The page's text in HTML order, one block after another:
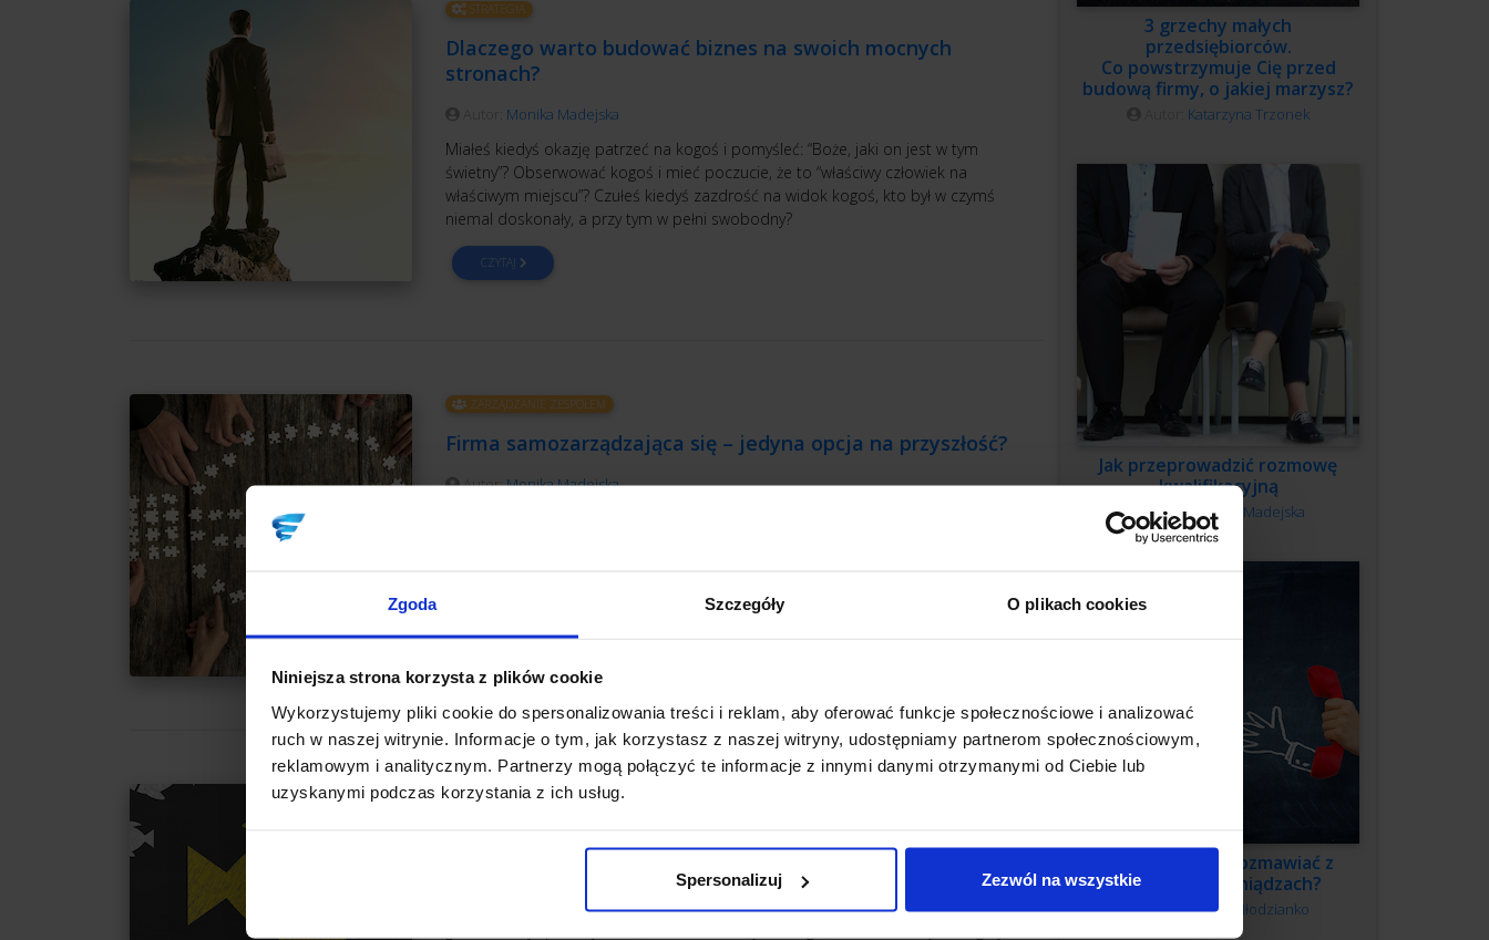
Zgoda Szczegóły O plikach cookies
Niniejsza strona korzysta z plików cookie
Wykorzystujemy pliki cookie do spersonalizowania treści i reklam, aby oferować funkcje społecznościowe i analizować
ruch w naszej witrynie. Informacje o tym, jak korzystasz z naszej witryny, udostępniamy partnerom społecznościowym,
reklamowym i analitycznym. Partnerzy mogą połączyć te informacje z innymi danymi otrzymanymi od Ciebie lub
uzyskanymi podczas korzystania z ich usług.
Spersonalizuj Zezwól na wszystkie
STRATEGIA
Dlaczego warto budować biznes na swoich mocnych
stronach?
Monika Madejska
Miałeś kiedyś okazję patrzeć na kogoś i pomyśleć: “Boże, jaki on jest w tym
świetny”? Obserwować kogoś i mieć poczucie, że to “właściwy człowiek na
właściwym miejscu”? Czułeś kiedyś zazdrość na widok kogoś, kto był w czymś
niemal doskonały, a przy tym w pełni swobodny?
CZYTAJ
ZARZĄDZANIE ZESPOŁEM
Firma samozarządzająca się – jedyna opcja na przyszłość?
Autor:Monika Madejska
CZYTAJ
ZARZĄDZANIE ZESPOŁEM
Zacząłeś wprowadzać zmiany w firmie. Wiesz, że są niezbędne dla jej rozwoju i
3 grzechy małych
przedsiębiorców.
Co powstrzymuje Cię przed
budową firmy, o jakiej marzysz?
Katarzyna Trzonek
Jak przeprowadzić rozmowę
kwalifikacyjną
Autor:Monika Madejska
Jak swobodnie rozmawiać z
klientem o pieniądzach?
Autor:Kamila Młodzianko